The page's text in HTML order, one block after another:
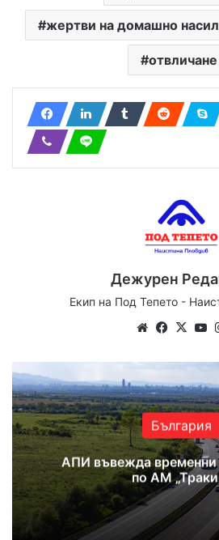
жертви на домашно
отвличане
Дежурен
Екип на Под Тепето -
WebsiteX
България
АПИ въвежда временни
по АМ